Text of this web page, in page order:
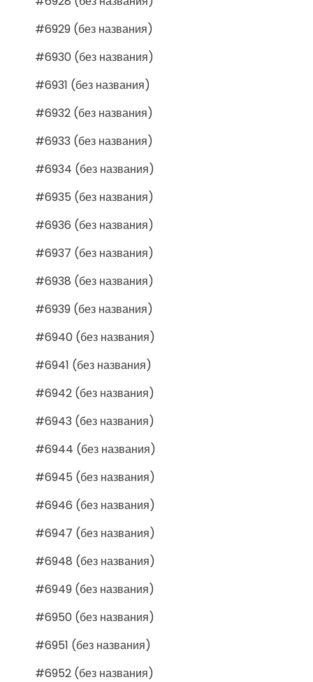
#6929 (без названия)
#6930 (без названия)
#6931 (без названия)
#6932 (без названия)
#6933 (без названия)
#6934 (без названия)
#6935 (без названия)
#6936 (без названия)
#6937 (без названия)
#6938 (без названия)
#6939 (без названия)
#6940 (без названия)
#6941 (без названия)
#6942 (без названия)
#6943 (без названия)
#6944 (без названия)
#6945 (без названия)
#6946 (без названия)
#6947 (без названия)
#6948 (без названия)
#6949 (без названия)
#6950 (без названия)
#6951 (без названия)
#6952 (без названия)